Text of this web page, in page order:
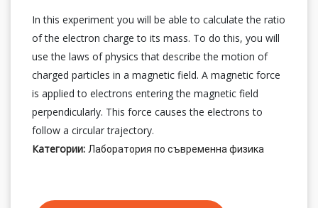
In this experiment you will be able to calculate the ratio
of the electron charge to its mass. To do this, you will
use the laws of physics that describe the motion of
charged particles in a magnetic field. A magnetic force
is applied to electrons entering the magnetic field
perpendicularly. This force causes the electrons to
follow a circular trajectory.
Категории: Лаборатория по съвременна физика